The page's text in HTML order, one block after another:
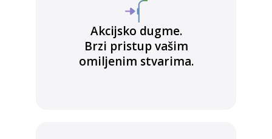
Akcijsko dugme.
Brzi pristup vašim
omiljenim stvarima.